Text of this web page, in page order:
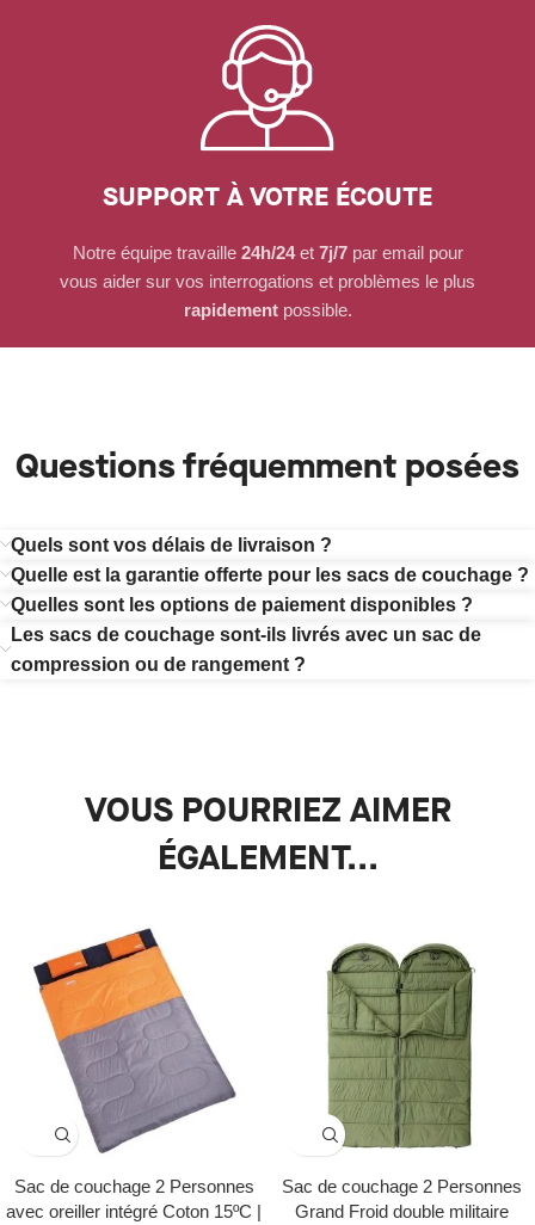
SUPPORT À VOTRE ÉCOUTE
Notre équipe travaille 24h/24et 7j/7par email pour
vous aider sur vos interrogations et problèmes le plus
rapidementpossible.
Questions fréquemment posées
Quels sont vos délais de livraison ?
Quelle est la garantie offerte pour les sacs de couchage ?
Quelles sont les options de paiement disponibles ?
Les sacs de couchage sont-ils livrés avec un sac de
compression ou de rangement ?
VOUS POURRIEZ AIMER
ÉGALEMENT...
Sac de couchage 2 Personnes
avec oreiller intégré Coton 15ºC |
Sac de couchage 2 Personnes
Grand Froid double militaire